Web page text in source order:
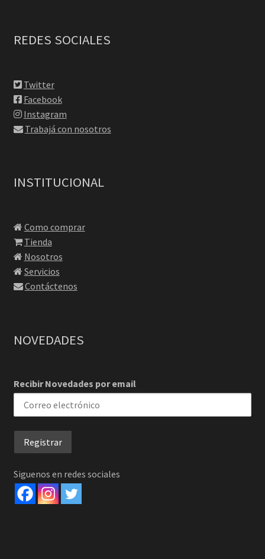
REDES SOCIALES
Twitter
Facebook
Instagram
Trabajá con nosotros
INSTITUCIONAL
Como comprar
Tienda
Nosotros
Servicios
Contáctenos
NOVEDADES
Recibir Novedades por email
Siguenos en redes sociales